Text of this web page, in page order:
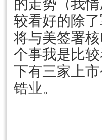
较看好的除
将与美签署
个事我是比
下有三家上
锆业。